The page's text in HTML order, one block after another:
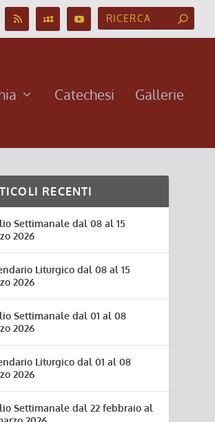
Catechesi Gallerie
RECENTI
Settimanale dal 08 al 15
2026
Liturgico dal 08 al 15
2026
Settimanale dal 01 al 08
2026
Liturgico dal 01 al 08
2026
Settimanale dal 22 febbraio al